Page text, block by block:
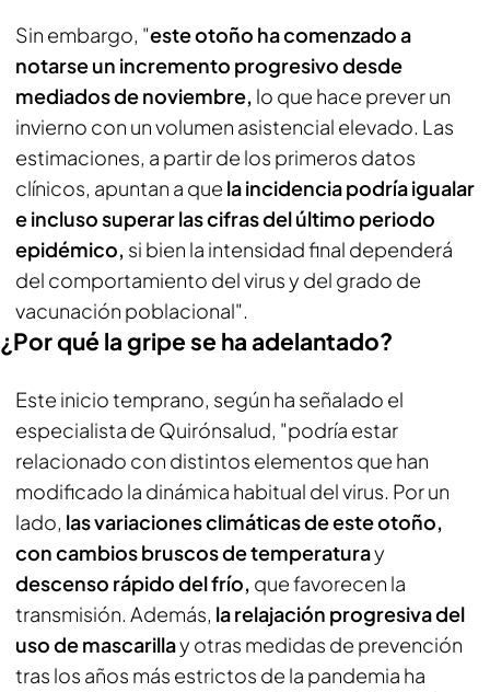
Sin embargo, "este otoño ha comenzado a
notarse un incremento progresivo desde
mediados de noviembre, lo que hace prever un
invierno con un volumen asistencial elevado. Las
estimaciones, a partir de los primeros datos
clínicos, apuntan a que la incidencia podría igualar
e incluso superar las cifras del último periodo
epidémico, si bien la intensidad final dependerá
del comportamiento del virus y del grado de
vacunación poblacional".
¿Por qué la gripe se ha adelantado?
Este inicio temprano, según ha señalado el
especialista de Quirónsalud, "podría estar
relacionado con distintos elementos que han
modificado la dinámica habitual del virus. Por un
lado, las variaciones climáticas de este otoño,
con cambios bruscos de temperaturay
descenso rápido del frío, que favorecen la
transmisión. Además, la relajación progresiva del
uso de mascarillay otras medidas de prevención
tras los años más estrictos de la pandemia ha